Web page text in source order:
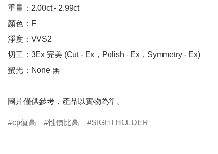
重量：2.00ct - 2.99ct
顏色：F
淨度：VVS2
切工：3Ex 完美 (Cut - Ex，Polish - Ex，Symmetry - Ex)
螢光：None 無
圖片僅供參考，產品以實物為準。
cp值高 性價比高 SIGHTHOLDER